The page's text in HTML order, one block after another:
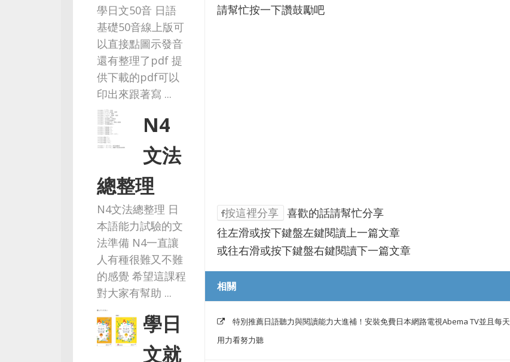
學日文50音 日語
基礎50音線上版可
以直接點圖示發音
還有整理了pdf 提
供下載的pdf可以
印出來跟著寫 ...
N4
文法
總整理
N4文法總整理 日
本語能力試驗的文
法準備 N4一直讓
人有種很難又不難
的感覺 希望這課程
對大家有幫助 ...
學日
文就
請幫忙按一下讚鼓勵吧
按這裡分享 喜歡的話請幫忙分享
往左滑或按下鍵盤左鍵閱讀上一篇文章
或往右滑或按下鍵盤右鍵閱讀下一篇文章
相關
特別推薦日語聽力與閱讀能力大進補！安裝免費日本網路電視Abema TV並且每天
用力看努力聽